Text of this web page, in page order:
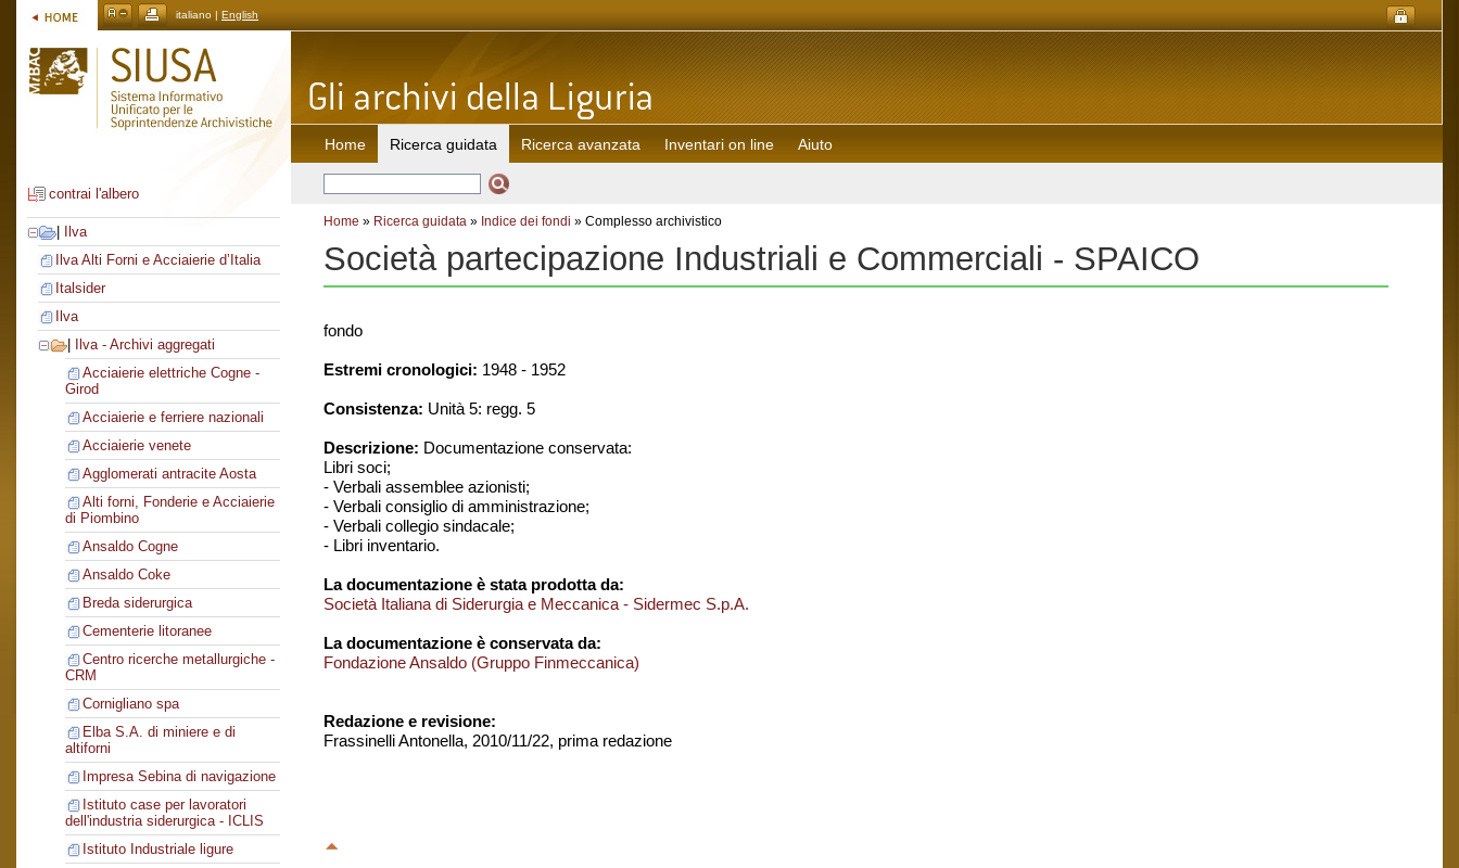
italiano | English
contrai l'albero
Ilva
Ilva Alti Forni e Acciaierie d’Italia
Italsider
Ilva
Ilva - Archivi aggregati
Acciaierie elettriche Cogne -
Girod
Acciaierie e ferriere nazionali
Acciaierie venete
Agglomerati antracite Aosta
Alti forni, Fonderie e Acciaierie
di Piombino
Ansaldo Cogne
Ansaldo Coke
Breda siderurgica
Cementerie litoranee
Centro ricerche metallurgiche -
CRM
Cornigliano spa
Elba S.A. di miniere e di
altiforni
Impresa Sebina di navigazione
Istituto case per lavoratori
dell'industria siderurgica - ICLIS
Istituto Industriale ligure
Home Ricerca guidata Ricerca avanzata Inventari on line Aiuto
Home » Ricerca guidata » Indice dei fondi » Complesso archivistico
Società partecipazione Industriali e Commerciali - SPAICO
fondo
Estremi cronologici: 1948 - 1952
Consistenza: Unità 5: regg. 5
Descrizione: Documentazione conservata:
Libri soci;
- Verbali assemblee azionisti;
- Verbali consiglio di amministrazione;
- Verbali collegio sindacale;
- Libri inventario.
La documentazione è stata prodotta da:
Società Italiana di Siderurgia e Meccanica - Sidermec S.p.A.
La documentazione è conservata da:
Fondazione Ansaldo (Gruppo Finmeccanica)
Redazione e revisione:
Frassinelli Antonella, 2010/11/22, prima redazione